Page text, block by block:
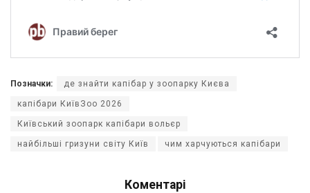
Позначки: де знайти капібар у зоопарку Києва
капібари КиївЗоо 2026
Київський зоопарк капібари вольєр
найбільші гризуни світу Київ чим харчуються капібари
Коментарі